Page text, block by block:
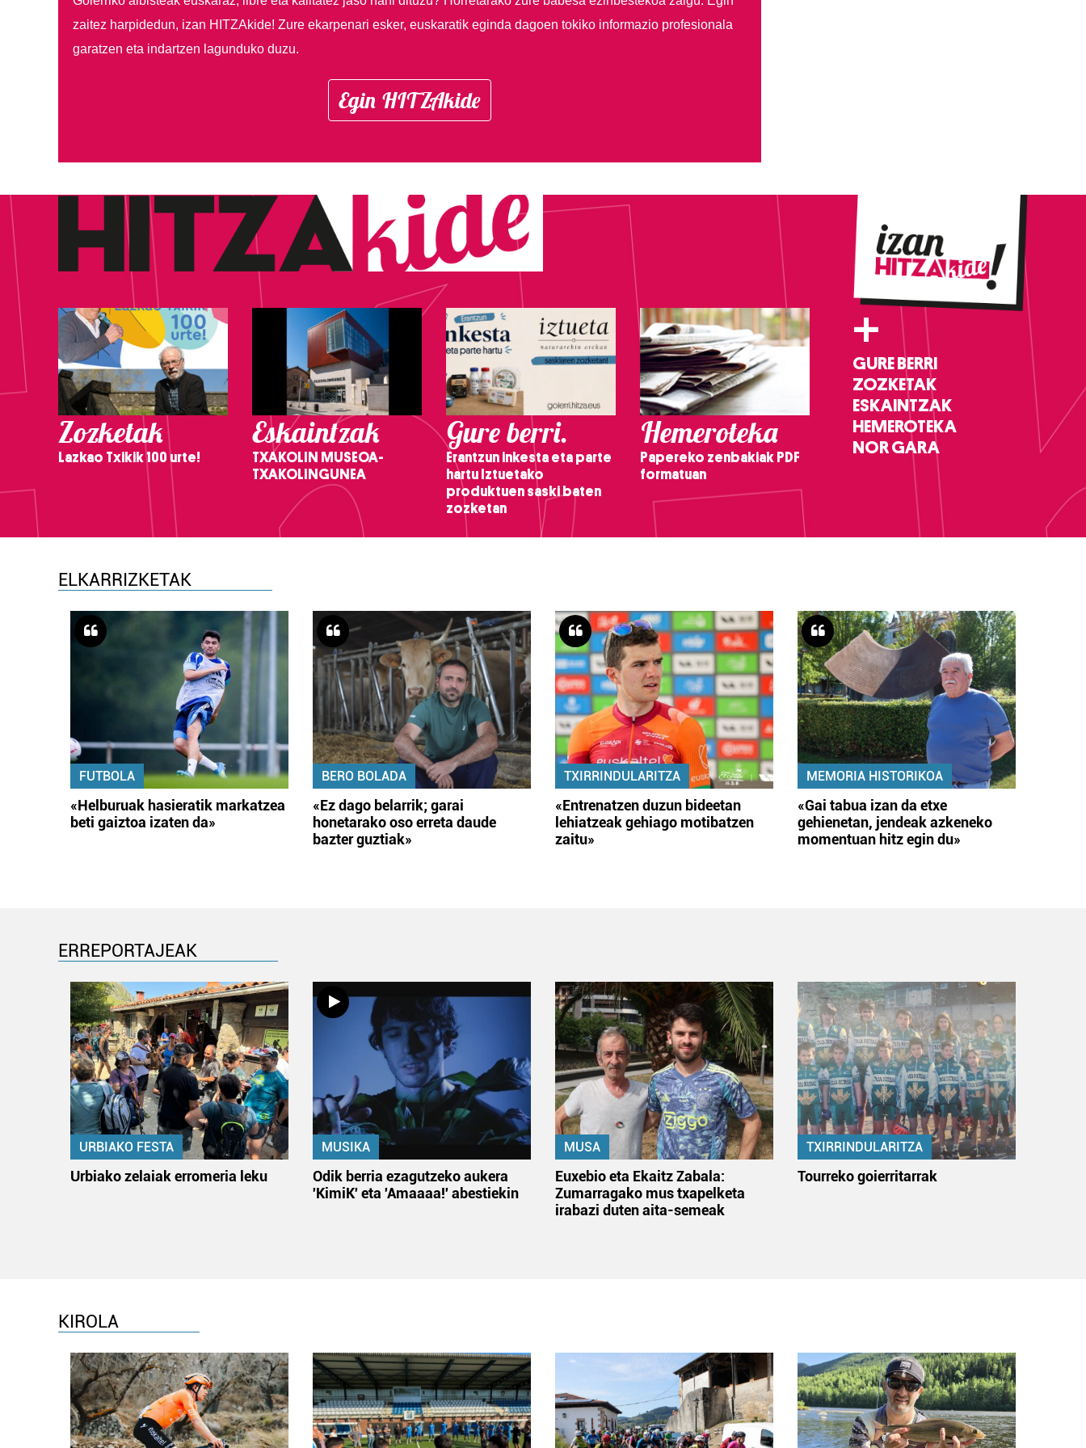
zaitez harpidedun, izan HITZAkide! Zure ekarpenari esker, euskaratik eginda dagoen tokiko informazio profesionala
garatzen eta indartzen lagunduko duzu.
Egin HITZAkide
Zozketak
Lazkao Txikik 100 urte!
Eskaintzak
TXAKOLIN MUSEOA-
TXAKOLINGUNEA
Gure berri.
Erantzun inkesta eta parte
hartu Iztuetako
produktuen saski baten
zozketan
Hemeroteka
Papereko zenbakiak PDF
formatuan
+
GURE BERRI
ZOZKETAK
ESKAINTZAK
HEMEROTEKA
NOR GARA
ELKARRIZKETAK
FUTBOLA
«Helburuak hasieratik markatzea
beti gaiztoa izaten da»
BERO BOLADA
«Ez dago belarrik; garai
honetarako oso erreta daude
bazter guztiak»
TXIRRINDULARITZA
«Entrenatzen duzun bideetan
lehiatzeak gehiago motibatzen
zaitu»
MEMORIA HISTORIKOA
«Gai tabua izan da etxe
gehienetan, jendeak azkeneko
momentuan hitz egin du»
ERREPORTAJEAK
URBIAKO FESTA
Urbiako zelaiak erromeria leku
MUSIKA
Odik berria ezagutzeko aukera
'KimiK' eta 'Amaaaa!' abestiekin
MUSA
Euxebio eta Ekaitz Zabala:
Zumarragako mus txapelketa
irabazi duten aita-semeak
TXIRRINDULARITZA
Tourreko goierritarrak
KIROLA